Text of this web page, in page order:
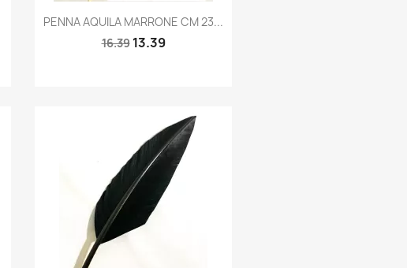
Quick view
PENNA AQUILA MARRONE CM 23...
16.39 13.39